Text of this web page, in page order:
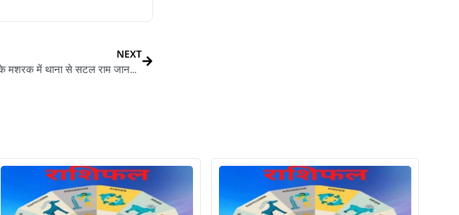
NEXT
Mashrak Temple Theft : सारण के मशरक में थाना से सटल राम जानकी मंदिर से चोरी भइल करोड़न के मूर्ति